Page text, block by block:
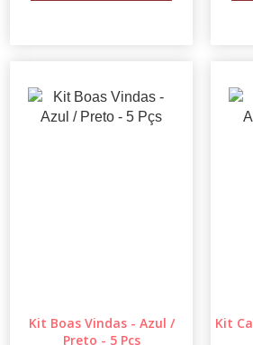
Kit Boas Vindas - Azul /
Preto - 5 Pçs
Kit